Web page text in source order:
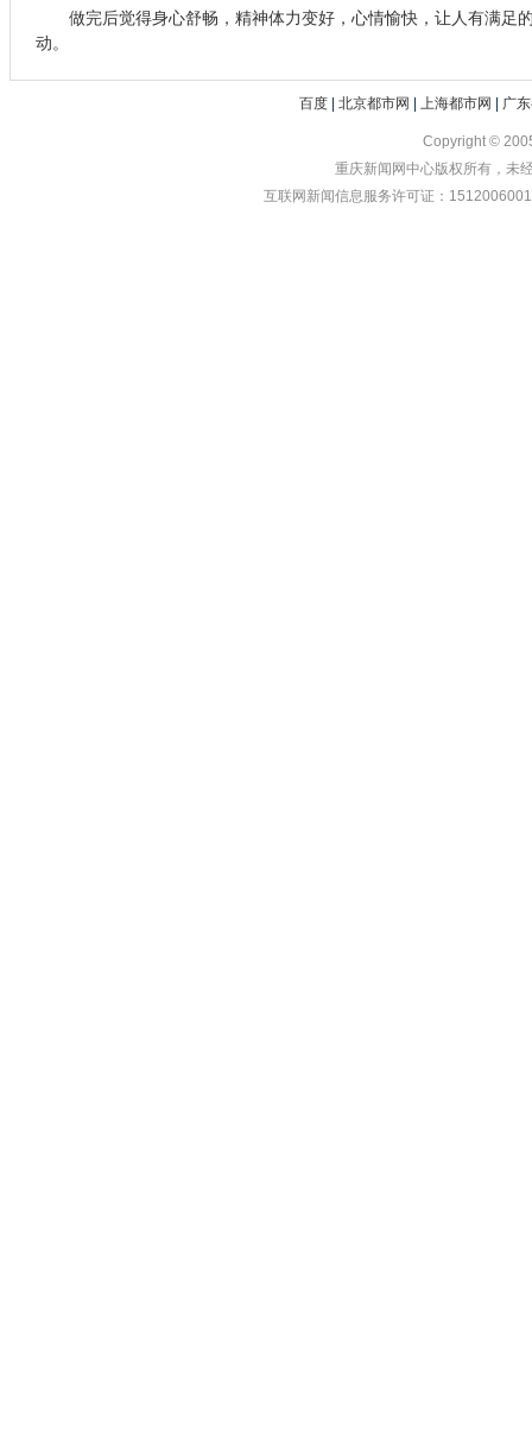
做完后觉得身心舒畅，精神体力变好，心情愉快，让人有满足
动。
百度| 北京都市网 上海都市网 广
Copyright ©
重庆新闻网中心版权所有，未
互联网新闻信息服务许可证：